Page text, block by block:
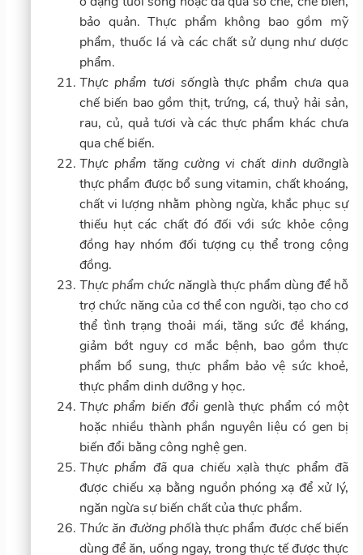
bảo quản. Thực phẩm không bao gồm mỹ
phẩm, thuốc lá và các chất sử dụng như dược
phẩm.
Thực phẩm tươi sốnglà thực phẩm chưa qua
chế biến bao gồm thịt, trứng, cá, thuỷ hải sản,
rau, củ, quả tươi và các thực phẩm khác chưa
qua chế biến.
Thực phẩm tăng cường vi chất dinh dưỡnglà
thực phẩm được bổ sung vitamin, chất khoáng,
chất vi lượng nhằm phòng ngừa, khắc phục sự
thiếu hụt các chất đó đối với sức khỏe cộng
đồng hay nhóm đối tượng cụ thể trong cộng
đồng.
Thực phẩm chức nănglà thực phẩm dùng để hỗ
trợ chức năng của cơ thể con người, tạo cho cơ
thể tình trạng thoải mái, tăng sức đề kháng,
giảm bớt nguy cơ mắc bệnh, bao gồm thực
phẩm bổ sung, thực phẩm bảo vệ sức khoẻ,
thực phẩm dinh dưỡng y học.
Thực phẩm biến đổi genlà thực phẩm có một
hoặc nhiều thành phần nguyên liệu có gen bị
biến đổi bằng công nghệ gen.
Thực phẩm đã qua chiếu xạlà thực phẩm đã
được chiếu xạ bằng nguồn phóng xạ để xử lý,
ngăn ngừa sự biến chất của thực phẩm.
Thức ăn đường phốlà thực phẩm được chế biến
dùng để ăn, uống ngay, trong thực tế được thực